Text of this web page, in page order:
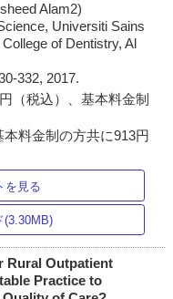
Alam2)
Universiti Sains
of Dentistry, Al
332, 2017.
（税込）、基本料金制
料金制の方共に913円
を見る
(3.30MB)
Rural Outpatient
Practice to